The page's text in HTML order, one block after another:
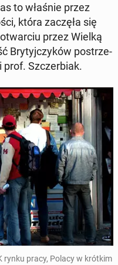
to właśnie przez
która zaczęła się
przez Wielką
Bry­tyj­czy­ków po­strze­
prof. Szczer­biak.
rynku pracy, Polacy w krótkim